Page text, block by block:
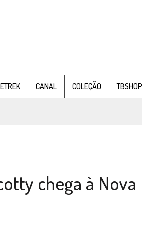
CANAL COLEÇÃO TBSHOP
AXANAR HORAS APÓS ESTREIA
INCIDENT” (4×02)
ERA NA SDCC chega à Nova